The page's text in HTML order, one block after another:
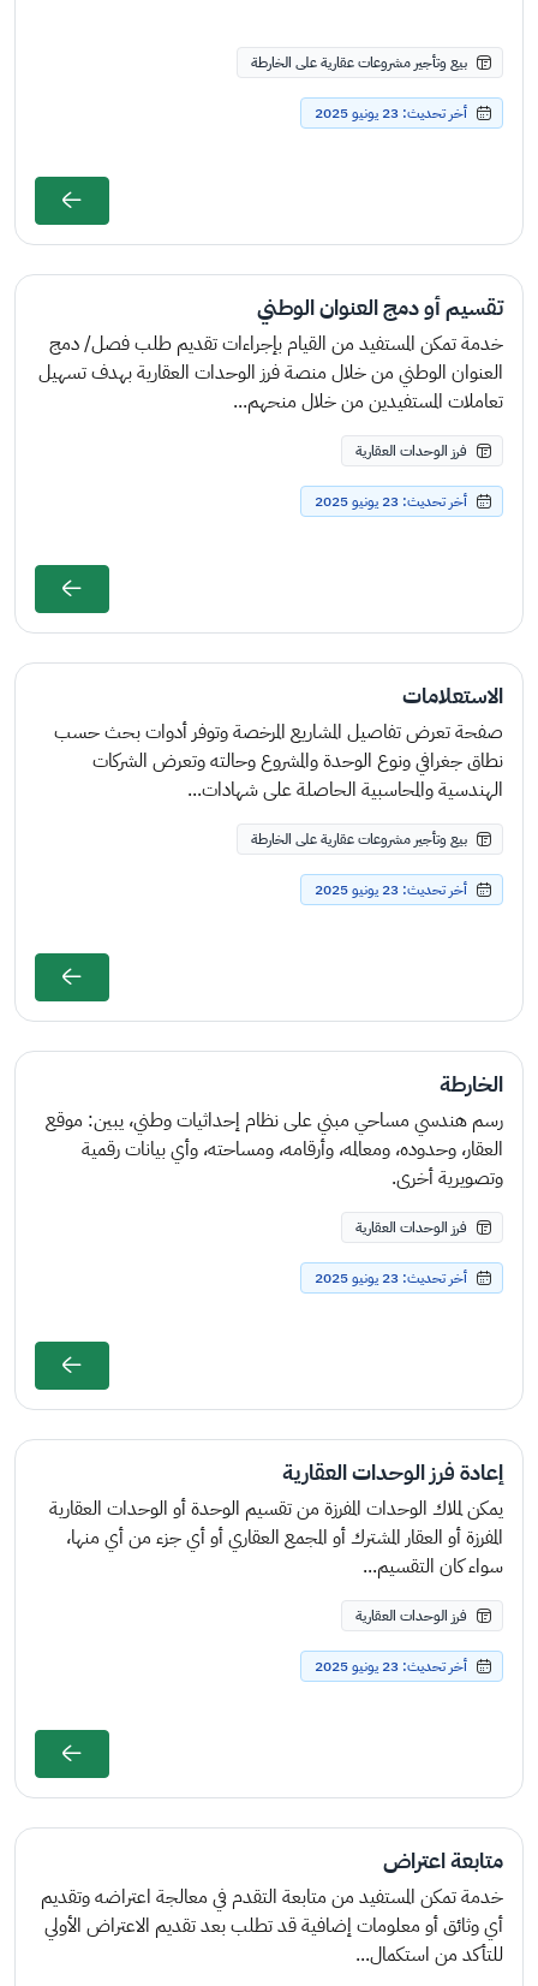
بيع وتأجير مشروعات عقارية على الخارطة
أخر تحديث: 23 يونيو 2025
تقسيم أو دمج العنوان الوطني
خدمة تمكن المستفيد من القيام بإجراءات تقديم طلب فصل/ دمج
العنوان الوطني من خلال منصة فرز الوحدات العقارية بهدف تسهيل
تعاملات المستفيدين من خلال منحهم...
فرز الوحدات العقارية
أخر تحديث: 23 يونيو 2025
الاستعلامات
صفحة تعرض تفاصيل المشاريع المرخصة وتوفر أدوات بحث حسب
نطاق جغرافي ونوع الوحدة والمشروع وحالته وتعرض الشركات
الهندسية والمحاسبية الحاصلة على شهادات...
بيع وتأجير مشروعات عقارية على الخارطة
أخر تحديث: 23 يونيو 2025
الخارطة
رسم هندسي مساحي مبني على نظام إحداثيات وطني، يبين: موقع
العقار، وحدوده، ومعالمه، وأرقامه، ومساحته، وأي بيانات رقمية
وتصويرية أخرى.
فرز الوحدات العقارية
أخر تحديث: 23 يونيو 2025
إعادة فرز الوحدات العقارية
يمكن لملاك الوحدات المفرزة من تقسيم الوحدة أو الوحدات العقارية
المفرزة أو العقار المشترك أو المجمع العقاري أو أي جزء من أي منها،
سواء كان التقسيم...
فرز الوحدات العقارية
أخر تحديث: 23 يونيو 2025
متابعة اعتراض
خدمة تمكن المستفيد من متابعة التقدم في معالجة اعتراضه وتقديم
أي وثائق أو معلومات إضافية قد تطلب بعد تقديم الاعتراض الأولي
للتأكد من استكمال...